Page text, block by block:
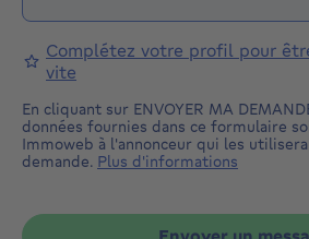
Complétez votre profil pour
vite
En cliquant sur ENVOYER MA
données fournies dans ce formulaire
Immoweb à l'annonceur qui les
demande. Plus d'informations